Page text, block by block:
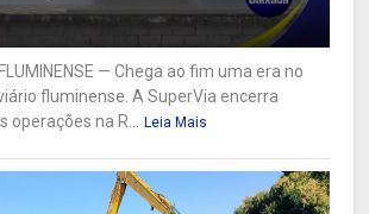
— Chega ao fim uma era no
fluminense. A SuperVia encerra
na R...
Leia Mais